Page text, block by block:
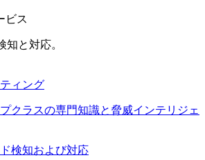
ビス
知と対応。
ィング
クラスの専門知識と脅威インテリジェ
検知および対応